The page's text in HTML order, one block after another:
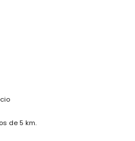
El Arenal y Jávea) (a menos de 5
Costa Blanca
iglesia (Virgen de Loreto, Puerto,
Jávea), edificio arquitectónico
histórico (Pueblo de Jávea y Jávea)
(a menos de 10 kilómetros del
menos de 25 kilómetros del
de 5 km.